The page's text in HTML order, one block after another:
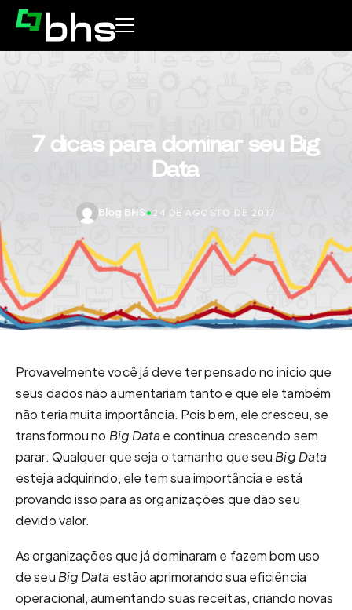
7 dicas para dominar seu Big
Data
Blog BHS• 24 DE AGOSTO DE 2017
Provavelmente você já deve ter pensado no início que
seus dados não aumentariam tanto e que ele também
não teria muita importância. Pois bem, ele cresceu, se
transformou no Big Datae continua crescendo sem
parar. Qualquer que seja o tamanho que seu Big Data
esteja adquirindo, ele tem sua importância e está
provando isso para as organizações que dão seu
devido valor.
As organizações que já dominaram e fazem bom uso
de seu Big Data estão aprimorando sua eficiência
operacional, aumentando suas receitas, criando novas